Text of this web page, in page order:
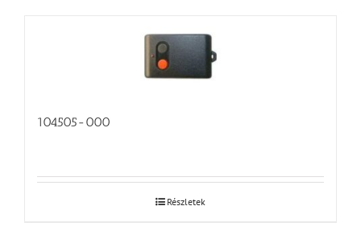
104505-000
Részletek